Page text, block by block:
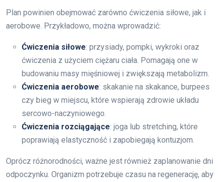
Plan powinien obejmować zarówno ćwiczenia siłowe, jak i
aerobowe. Przykładowo, można wprowadzić:
Ćwiczenia siłowe: przysiady, pompki, wykroki oraz
ćwiczenia z użyciem ciężaru ciała. Pomagają one w
budowaniu masy mięśniowej i zwiększają metabolizm.
Ćwiczenia aerobowe: skakanie na skakance, burpees
czy bieg w miejscu, które wspierają zdrowie układu
sercowo-naczyniowego.
Ćwiczenia rozciągające: joga lub stretching, które
poprawiają elastyczność i zapobiegają kontuzjom.
Oprócz różnorodności, ważne jest również zaplanowanie dni
odpoczynku. Organizm potrzebuje czasu na regenerację, aby